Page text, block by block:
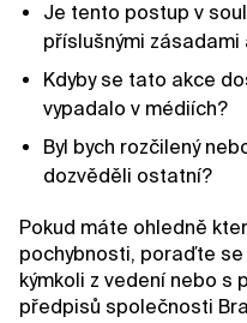
Je tento postup v
příslušnými zásadami
Kdyby se tato akce
vypadalo v médiích?
Byl bych rozčilený
dozvěděli ostatní?
Pokud máte ohledně
pochybnosti, poraďte se
kýmkoli z vedení nebo s
předpisů společnosti